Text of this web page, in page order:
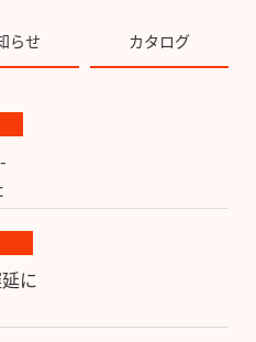
らせ カタログ
に